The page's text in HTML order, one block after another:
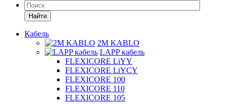
Найти
Кабель
2M KABLO
LAPP кабель
FLEXICORE LiYY
FLEXICORE LiYCY
FLEXICORE 100
FLEXICORE 110
FLEXICORE 105